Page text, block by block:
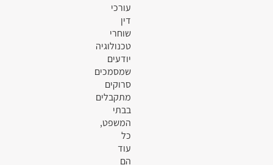
עורכי
דין
שוחרי
טכנולוגיה
יודעים
שמסמכים
סרוקים
מתקבלים
בבתי
המשפט,
כל
עוד
הם